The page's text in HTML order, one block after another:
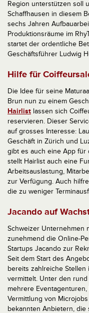
Region unterstützen soll
Schaffhausen in diesem
sechs Jahren
Produktionsräume im
startet der ordentliche
Geschäftsführer Ludwig
Hilfe für
Die Idee für seine
Brun nun zu einem
Hairlist lassen sich
reservieren. Dieser
auf grosses Interesse:
Geschäft in Zürich und
gibt es auch eine App für
stellt Hairlist auch eine
Arbeitsauslastung,
zur Verfügung. Auch
die zu weniger
Jacando auf
Schweizer Unternehmen
zunehmend die Online-
Startups Jacando zur
Seit dem Start des
bereits zahlreiche
vermittelt. Unter den
mehrere
Vermittlung von
bekannten Anbietern,